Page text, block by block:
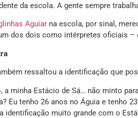
da escola. A gente sempre
Aguiar na escola, por sinal,
dos dois como intérpretes oficiais –
ressaltou a identificação que
a minha Estácio de Sá… não minto
Eu tenho 26 anos no Águia e tenho
identificação muito grande com o